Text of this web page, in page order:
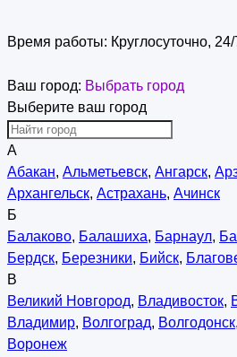
Время работы: Круглосуточно,
Ваш город: Выбрать город
Выберите ваш город
А
Абакан, Альметьевск, Ангарск,
Архангельск, Астрахань, Ачинск
Б
Балаково, Балашиха, Барнаул,
Бердск, Березники, Бийск,
В
Великий Новгород, Владивосток,
Владимир, Волгоград, Волгодонск,
Воронеж